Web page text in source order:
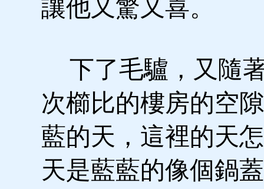
讓他又驚又喜。
下了毛驢，又隨
次櫛比的樓房的空
藍的天，這裡的天
天是藍藍的像個鍋